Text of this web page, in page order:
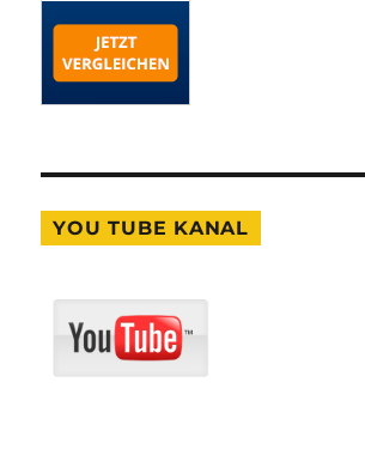
YOU TUBE KANAL